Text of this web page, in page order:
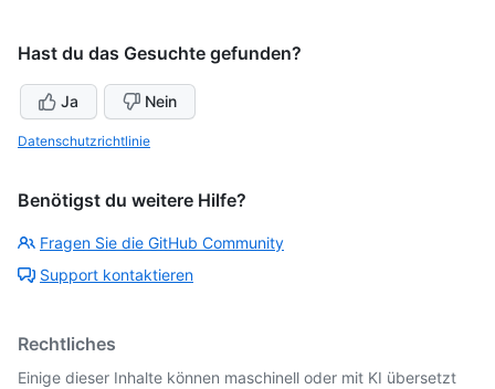
Hast du das Gesuchte gefunden?
Ja Nein
Datenschutzrichtlinie
Benötigst du weitere Hilfe?
Fragen Sie die GitHub Community
Support kontaktieren
Rechtliches
Einige dieser Inhalte können maschinell oder mit KI übersetzt